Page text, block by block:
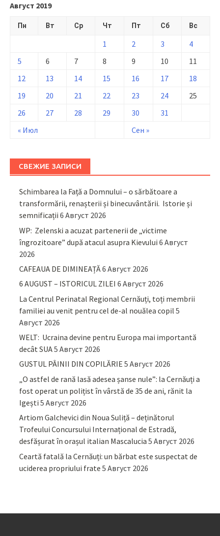
Август 2019
Пн Вт Ср Чт Пт Сб Вс
« Июл Сен »
1 2 3
4
5
6 7 8 9 10
11
12
13 14 15 16 17
18
19
20 21 22 23 24
25
26
27 28 29 30 31
СВЕЖИЕ ЗАПИСИ
Schimbarea la Față a Domnului – o sărbătoare a
transformării, renașterii și binecuvântării. Istorie și
semnificații 6 Август 2026
WP: Zelenski a acuzat partenerii de „victime
îngrozitoare” după atacul asupra Kievului 6 Август
2026
CAFEAUA DE DIMINEAȚĂ6 Август 2026
6 AUGUST – ISTORICUL ZILEI 6 Август 2026
La Centrul Perinatal Regional Cernăuți, toți membrii
familiei au venit pentru cel de-al nouălea copil 5
Август 2026
WELT: Ucraina devine pentru Europa mai importantă
decât SUA5 Август 2026
GUSTUL PÂINII DIN COPILĂRIE 5 Август 2026
„O astfel de rană lasă adesea șanse nule”: la Cernăuți a
fost operat un polițist în vârstă de 35 de ani, rănit la
Igești 5 Август 2026
Artiom Galchevici din Noua Suliță – deținătorul
Trofeului Concursului Internațional de Estradă,
desfășurat în orașul italian Mascalucia 5 Август 2026
Ceartă fatală la Cernăuți: un bărbat este suspectat de
uciderea propriului frate 5 Август 2026